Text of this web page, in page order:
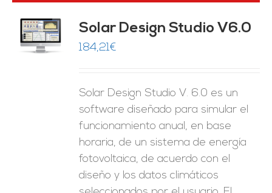
Solar Design Studio V6.0
184,21€
Solar Design Studio V. 6.0 es un
software diseñado para simular el
funcionamiento anual, en base
horaria, de un sistema de energía
fotovoltaica, de acuerdo con el
diseño y los datos climáticos